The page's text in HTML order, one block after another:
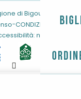
di Bigouden
-CONDIZIONI
non conforme